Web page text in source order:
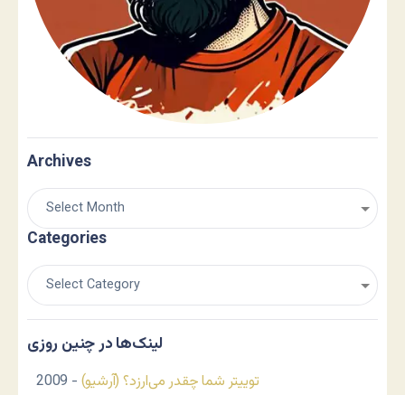
Archives
Categories
لینک‌ها در چنین روزی
توییتر شما چقدر می‌ارزد؟ (آرشیو) - 2009